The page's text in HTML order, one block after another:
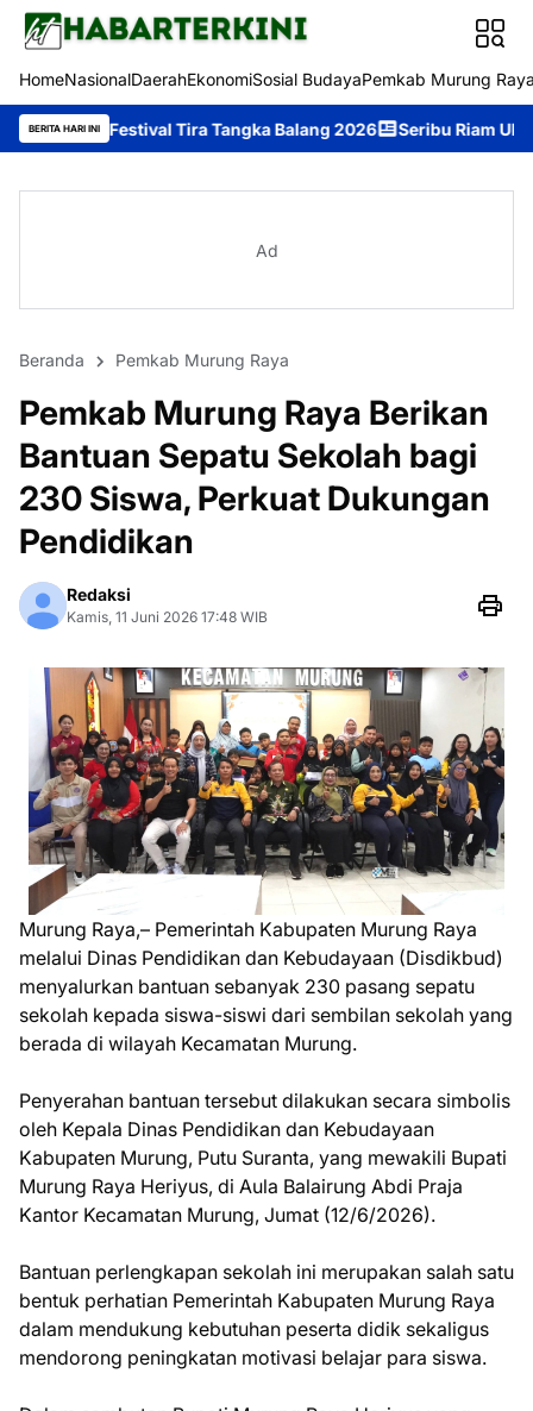
HomeNasionalDaerahEkonomiSosial BudayaPemkab Murung
BERITA HARI INI
Tira Tangka Balang 2026 Seribu Riam Ukir Prestasi di
Ad
Beranda Pemkab Murung Raya
Pemkab Murung Raya Berikan
Bantuan Sepatu Sekolah bagi
230 Siswa, Perkuat Dukungan
Pendidikan
Redaksi
Kamis, 11 Juni 2026 17:48 WIB
Murung Raya,– Pemerintah Kabupaten Murung Raya
melalui Dinas Pendidikan dan Kebudayaan (Disdikbud)
menyalurkan bantuan sebanyak 230 pasang sepatu
sekolah kepada siswa-siswi dari sembilan sekolah yang
berada di wilayah Kecamatan Murung.
Penyerahan bantuan tersebut dilakukan secara simbolis
oleh Kepala Dinas Pendidikan dan Kebudayaan
Kabupaten Murung, Putu Suranta, yang mewakili Bupati
Murung Raya Heriyus, di Aula Balairung Abdi Praja
Kantor Kecamatan Murung, Jumat (12/6/2026).
Bantuan perlengkapan sekolah ini merupakan salah satu
bentuk perhatian Pemerintah Kabupaten Murung Raya
dalam mendukung kebutuhan peserta didik sekaligus
mendorong peningkatan motivasi belajar para siswa.